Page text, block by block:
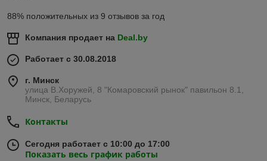
88% положительных из 9 отзывов за год
Компания продает на Deal.by
Работает с 30.08.2018
г. Минск
улица В.Хоружей, 8 "Комаровский рынок" павильон 8.1,
Минск, Беларусь
Контакты
Сегодня работает с 10:00 до 17:00
Показать весь график работы